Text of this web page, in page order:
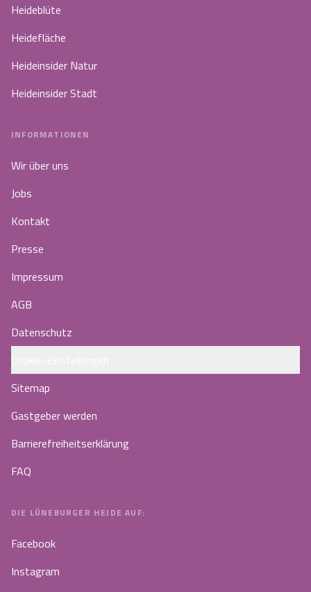
Heideblüte
Heidefläche
Heideinsider Natur
Heideinsider Stadt
INFORMATIONEN
Wir über uns
Jobs
Kontakt
Presse
Impressum
AGB
Datenschutz
Sitemap
Gastgeber werden
Barrierefreiheitserklärung
FAQ
DIE LÜNEBURGER HEIDE AUF:
Facebook
Instagram